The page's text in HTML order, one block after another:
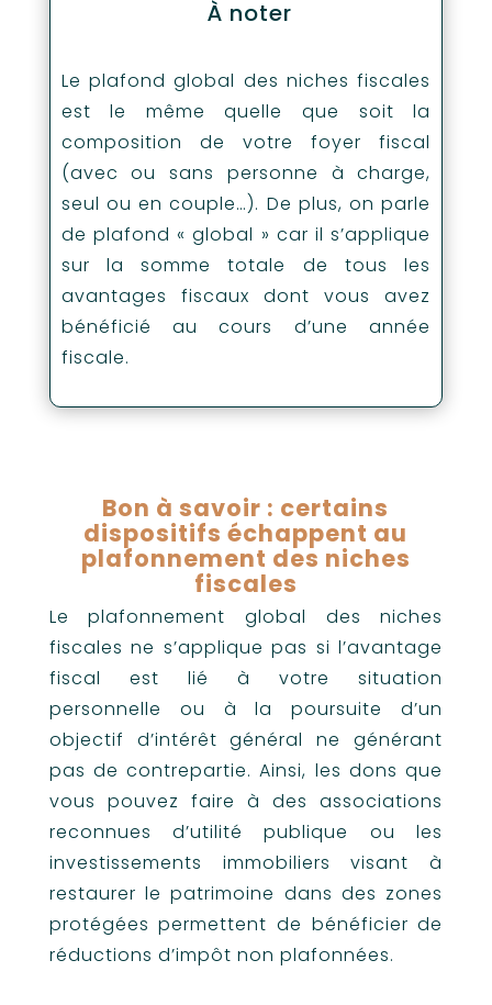
À noter
Le plafond global des niches fiscales
est le même quelle que soit la
composition de votre foyer fiscal
(avec ou sans personne à charge,
seul ou en couple…). De plus, on parle
de plafond « global » car il s’applique
sur la somme totale de tous les
avantages fiscaux dont vous avez
bénéficié au cours d’une année
fiscale.
Bon à savoir : certains
dispositifs échappent au
plafonnement des niches
fiscales
Le plafonnement global des niches
fiscales ne s’applique pas si l’avantage
fiscal est lié à votre situation
personnelle ou à la poursuite d’un
objectif d’intérêt général ne générant
pas de contrepartie. Ainsi, les dons que
vous pouvez faire à des associations
reconnues d’utilité publique ou les
investissements immobiliers visant à
restaurer le patrimoine dans des zones
protégées permettent de bénéficier de
réductions d’impôt non plafonnées.